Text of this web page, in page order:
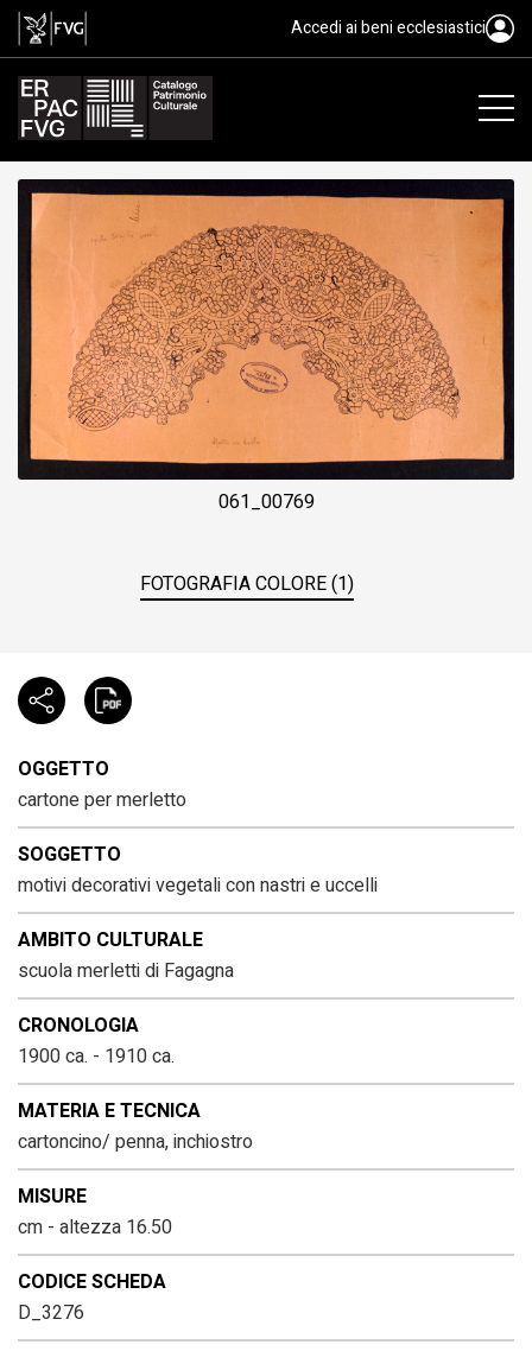
cartone, scuola merletti di
Accedi ai beni ecclesiastici
061_00769
FOTOGRAFIA COLORE (1)
OGGETTO
cartone per merletto
SOGGETTO
motivi decorativi vegetali con nastri e uccelli
AMBITO CULTURALE
scuola merletti di Fagagna
CRONOLOGIA
1900 ca. - 1910 ca.
MATERIA E TECNICA
cartoncino/ penna, inchiostro
MISURE
cm - altezza 16.50
CODICE SCHEDA
D_3276